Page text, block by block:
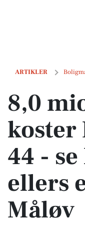
ARTIKLER
8,0 mio. kroner
8,0
koster
44 -
ellers
Måløv